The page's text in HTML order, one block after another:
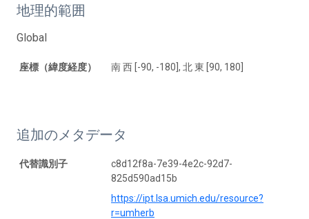
地理的範囲
Global
座標（緯度経度） 南 西 [-90, -180], 北 東 [90, 180]
追加のメタデータ
代替識別子
c8d12f8a-7e39-4e2c-92d7-
825d590ad15b
https://ipt.lsa.umich.edu/resource?
r=umherb